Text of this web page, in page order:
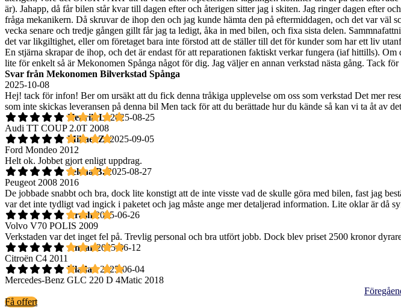
är). Jahapp, då får bilen står kvar till dagen efter och återigen sitter jag i skiten. Jag ringer dagen efter
fråga mekanikern. Då skruvar de ihop den och jag kunde hämta den på eftermiddagen, och det var
vecka senare och tredje gången gillt får jag ta ledigt, åka in med bilen, och fixa sista delen.
det var likgiltighet, eller om företaget bara inte förstod att de ställer till det för kunder som har ett liv
En stjärna skrapar de ihop, och det är endast för att reparationen faktiskt verkar fungera (iaf hittills).
lite för enkelt så är Mekonomen Spånga något för dig. Jag väljer en annan verkstad nästa gång. Tack för
Svar från Mekonomen Bilverkstad Spånga
2025-10-08
Hej! tack för infon! Ber om ursäkt att du fick denna tråkiga upplevelse om oss som verkstad Det mer
som inte skickas leveransen på denna bil Men tack för att du berättade hur du kände så kan vi ta åt av
Henrik L. 2025-08-25
Audi TT COUP 2.0T 2008
Mikael Z. 2025-09-05
Ford Mondeo 2012
Helt ok. Jobbet gjort enligt uppdrag.
Jelena B. 2025-08-27
Peugeot 2008 2016
De jobbade snabbt och bra, dock lite konstigt att de inte visste vad de skulle göra med bilen, fast jag
var det inte tydligt vad ingick i paketet och jag måste ange mer detaljerad information. Lite oklar är då
Arash 2025-06-26
Volvo V70 POLIS 2009
Verkstaden var det inget fel på. Trevlig personal och bra utfört jobb. Dock blev priset 2500 kronor
Anvar 2025-06-12
Citroën C4 2011
Vladan 2025-06-04
Mercedes-Benz GLC 220 D 4Matic 2018
Få offert